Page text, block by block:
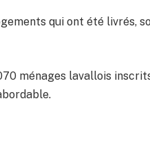
qui ont été livrés,
ménages lavallois